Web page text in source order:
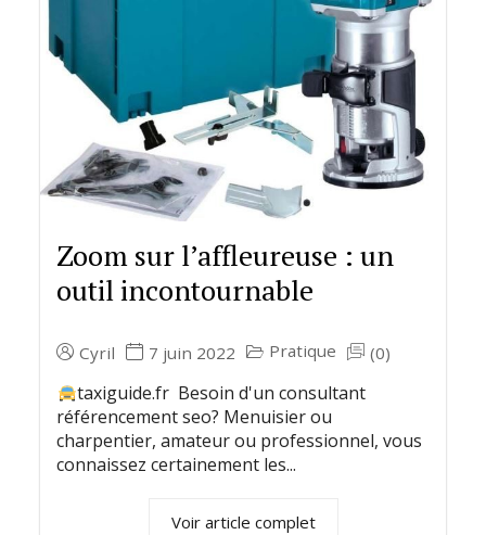
Zoom sur l’affleureuse : un
outil incontournable
Cyril 7 juin 2022 Pratique (0)
taxiguide.fr Besoin d'un consultant
référencement seo? Menuisier ou
charpentier, amateur ou professionnel, vous
connaissez certainement les...
Voir article complet